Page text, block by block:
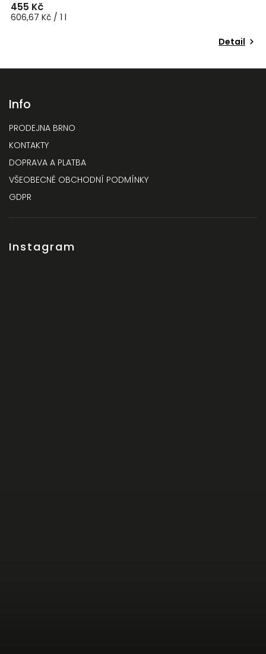
455 Kč
606,67 Kč / 1 l
Detail
Info
PRODEJNA BRNO
KONTAKTY
DOPRAVA A PLATBA
VŠEOBECNÉ OBCHODNÍ PODMÍNKY
GDPR
Instagram